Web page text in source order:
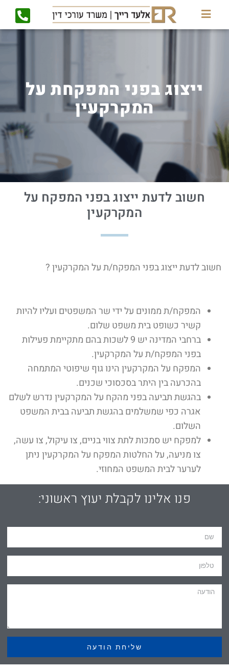
ייצוג בפני המפקחת על
המקרקעין
חשוב לדעת ייצוג בפני המפקח על
המקרקעין
חשוב לדעת ייצוג בפני המפקח/ת על המקרקעין ?
המפקח/ת ממונים על ידי שר המשפטים ועליו להיות
קשיר כשופט בית משפט שלום.
ברחבי המדינה יש 9 לשכות בהם מתקיימת פעילות
בפני המפקח/ת על המקרקעין.
המפקח על המקרקעין הינו גוף שיפוטי המתמחה
בהכרעה בין היתר בסכסוכי שכנים.
בהגשת תביעה בפני מהקח על המקרקעין נדרש לשלם
אגרה כפי שמשלמים בהגשת תביעה בבית המשפט
השלום.
למפקח יש סמכות לתת צווי בניים, צו עיקול, צו עשה,
צו מניעה, על החלטות המפקח על המקרקעין ניתן
לערער לבית המשפט המחוזי.
פנו אלינו לקבלת יעוץ ראשוני:
שליחת הודעה